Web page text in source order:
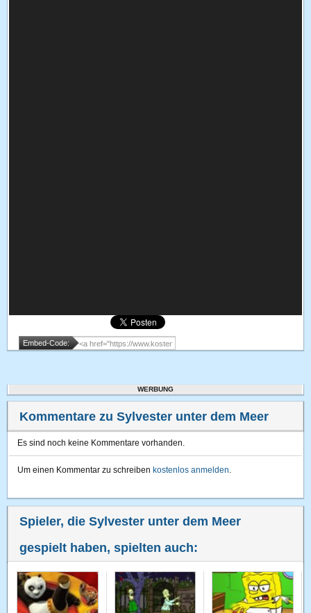
Embed-Code:
WERBUNG
Kommentare zu Sylvester unter dem Meer
Es sind noch keine Kommentare vorhanden.
Um einen Kommentar zu schreiben kostenlos anmelden.
Spieler, die Sylvester unter dem Meer
gespielt haben, spielten auch: